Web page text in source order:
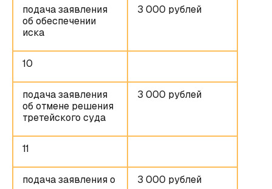
подача заявления
об обеспечении
иска
3 000 рублей
10
подача заявления
об отмене решения
третейского суда
3 000 рублей
11
подача заявления о
3 000 рублей